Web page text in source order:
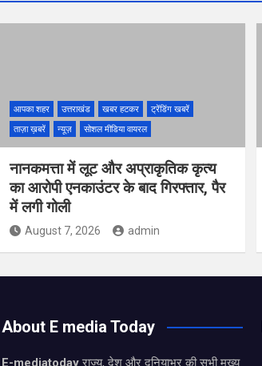
आपका शहर उत्तराखंड खबर हटकर
ट्रेंडिंग खबरें
ताज़ा ख़बरें
न्यूज़ सोशल मीडिया वायरल
नानकमत्ता में लूट और अप्राकृतिक कृत्य
का आरोपी एनकाउंटर के बाद गिरफ्तार, पैर
में लगी गोली
August 7, 2026 admin
About E media Today
E-mediatodayराज्य, देश और दुनियाभर की सभी मुख्य